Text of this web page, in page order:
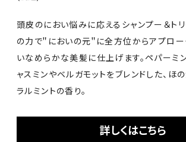
頭皮のにおい悩みに応えるシャンプー＆トリ
の力で＂においの元＂に全方位からアプロー
いなめらかな美髪に仕上げます。ペパーミ
ャスミンやベルガモットをブレンドした、ほ
ラルミントの香り。
詳しくはこちら